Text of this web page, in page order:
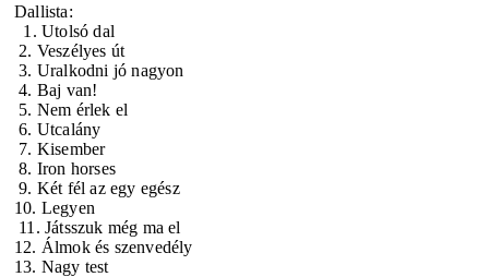
Dallista:
1. Utolsó dal
2. Veszélyes út
3. Uralkodni jó nagyon
4. Baj van!
5. Nem érlek el
6. Utcalány
7. Kisember
8. Iron horses
9. Két fél az egy egész
10. Legyen
11. Játsszuk még ma el
12. Álmok és szenvedély
13. Nagy test